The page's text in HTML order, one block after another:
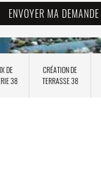
DE
38
CRÉATION DE
TERRASSE 38